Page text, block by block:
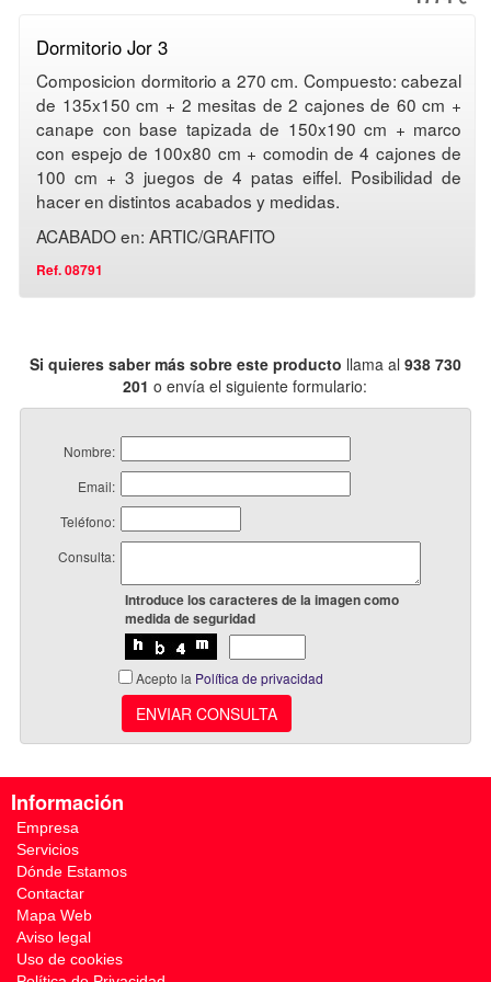
Dormitorio Jor 3
Composicion dormitorio a 270 cm. Compuesto: cabezal
de 135x150 cm + 2 mesitas de 2 cajones de 60 cm +
canape con base tapizada de 150x190 cm + marco
con espejo de 100x80 cm + comodin de 4 cajones de
100 cm + 3 juegos de 4 patas eiffel. Posibilidad de
hacer en distintos acabados y medidas.
ACABADO en: ARTIC/GRAFITO
Ref. 08791
Si quieres saber más sobre este producto llama al 938 730
201o envía el siguiente formulario:
Nombre:
Email:
Teléfono:
Consulta:
Introduce los caracteres de la imagen como
medida de seguridad
Acepto la Política de privacidad
ENVIAR CONSULTA
Información
Empresa
Servicios
Dónde Estamos
Contactar
Mapa Web
Aviso legal
Uso de cookies